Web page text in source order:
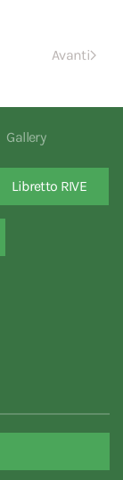
Avanti
Gallery
Libretto RIVE